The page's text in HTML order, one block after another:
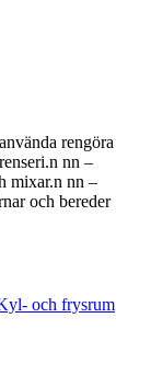
rengöra
nn –
mixar.n nn –
och bereder
och frysrum